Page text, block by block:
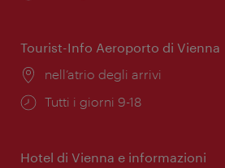
Tourist-Info Aeroporto di Vienna
Posizione:
nell’atrio degli arrivi
Orari
Tutti i giorni 9-18
Hotel di Vienna e informazioni